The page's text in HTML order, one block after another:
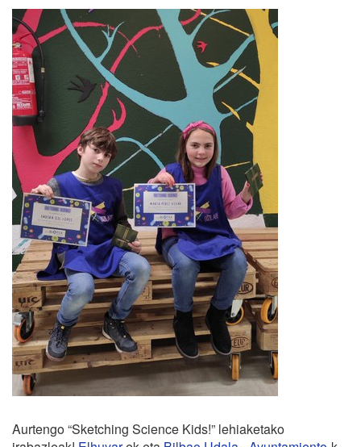
Aurtengo “Sketching Science Kids!” lehiaketako